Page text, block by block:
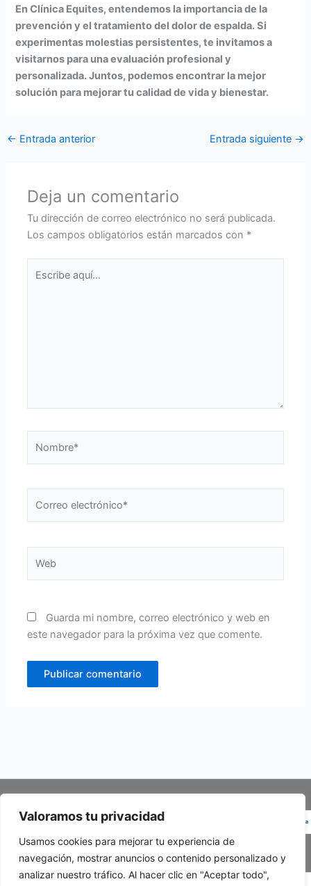
Valoramos tu privacidad
Usamos cookies para mejorar tu experiencia de
navegación, mostrar anuncios o contenido personalizado y
analizar nuestro tráfico. Al hacer clic en "Aceptar todo",
En Clínica Equites, entendemos la importancia de la
prevención y el tratamiento del dolor de espalda. Si
experimentas molestias persistentes, te invitamos a
visitarnos para una evaluación profesional y
personalizada. Juntos, podemos encontrar la mejor
solución para mejorar tu calidad de vida y bienestar.
← Entrada anterior Entrada siguiente →
Deja un comentario
Tu dirección de correo electrónico no será publicada.
Los campos obligatorios están marcados con *
Guarda mi nombre, correo electrónico y web en
este navegador para la próxima vez que comente.